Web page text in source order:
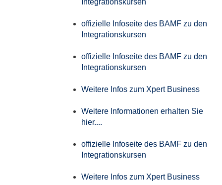
Integrationskursen
offizielle Infoseite des BAMF zu den
Integrationskursen
offizielle Infoseite des BAMF zu den
Integrationskursen
Weitere Infos zum Xpert Business
Weitere Informationen erhalten Sie
hier....
offizielle Infoseite des BAMF zu den
Integrationskursen
Weitere Infos zum Xpert Business